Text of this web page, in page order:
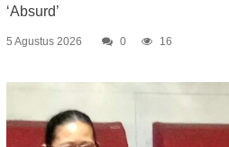
‘Absurd’
5 Agustus 2026 0 16